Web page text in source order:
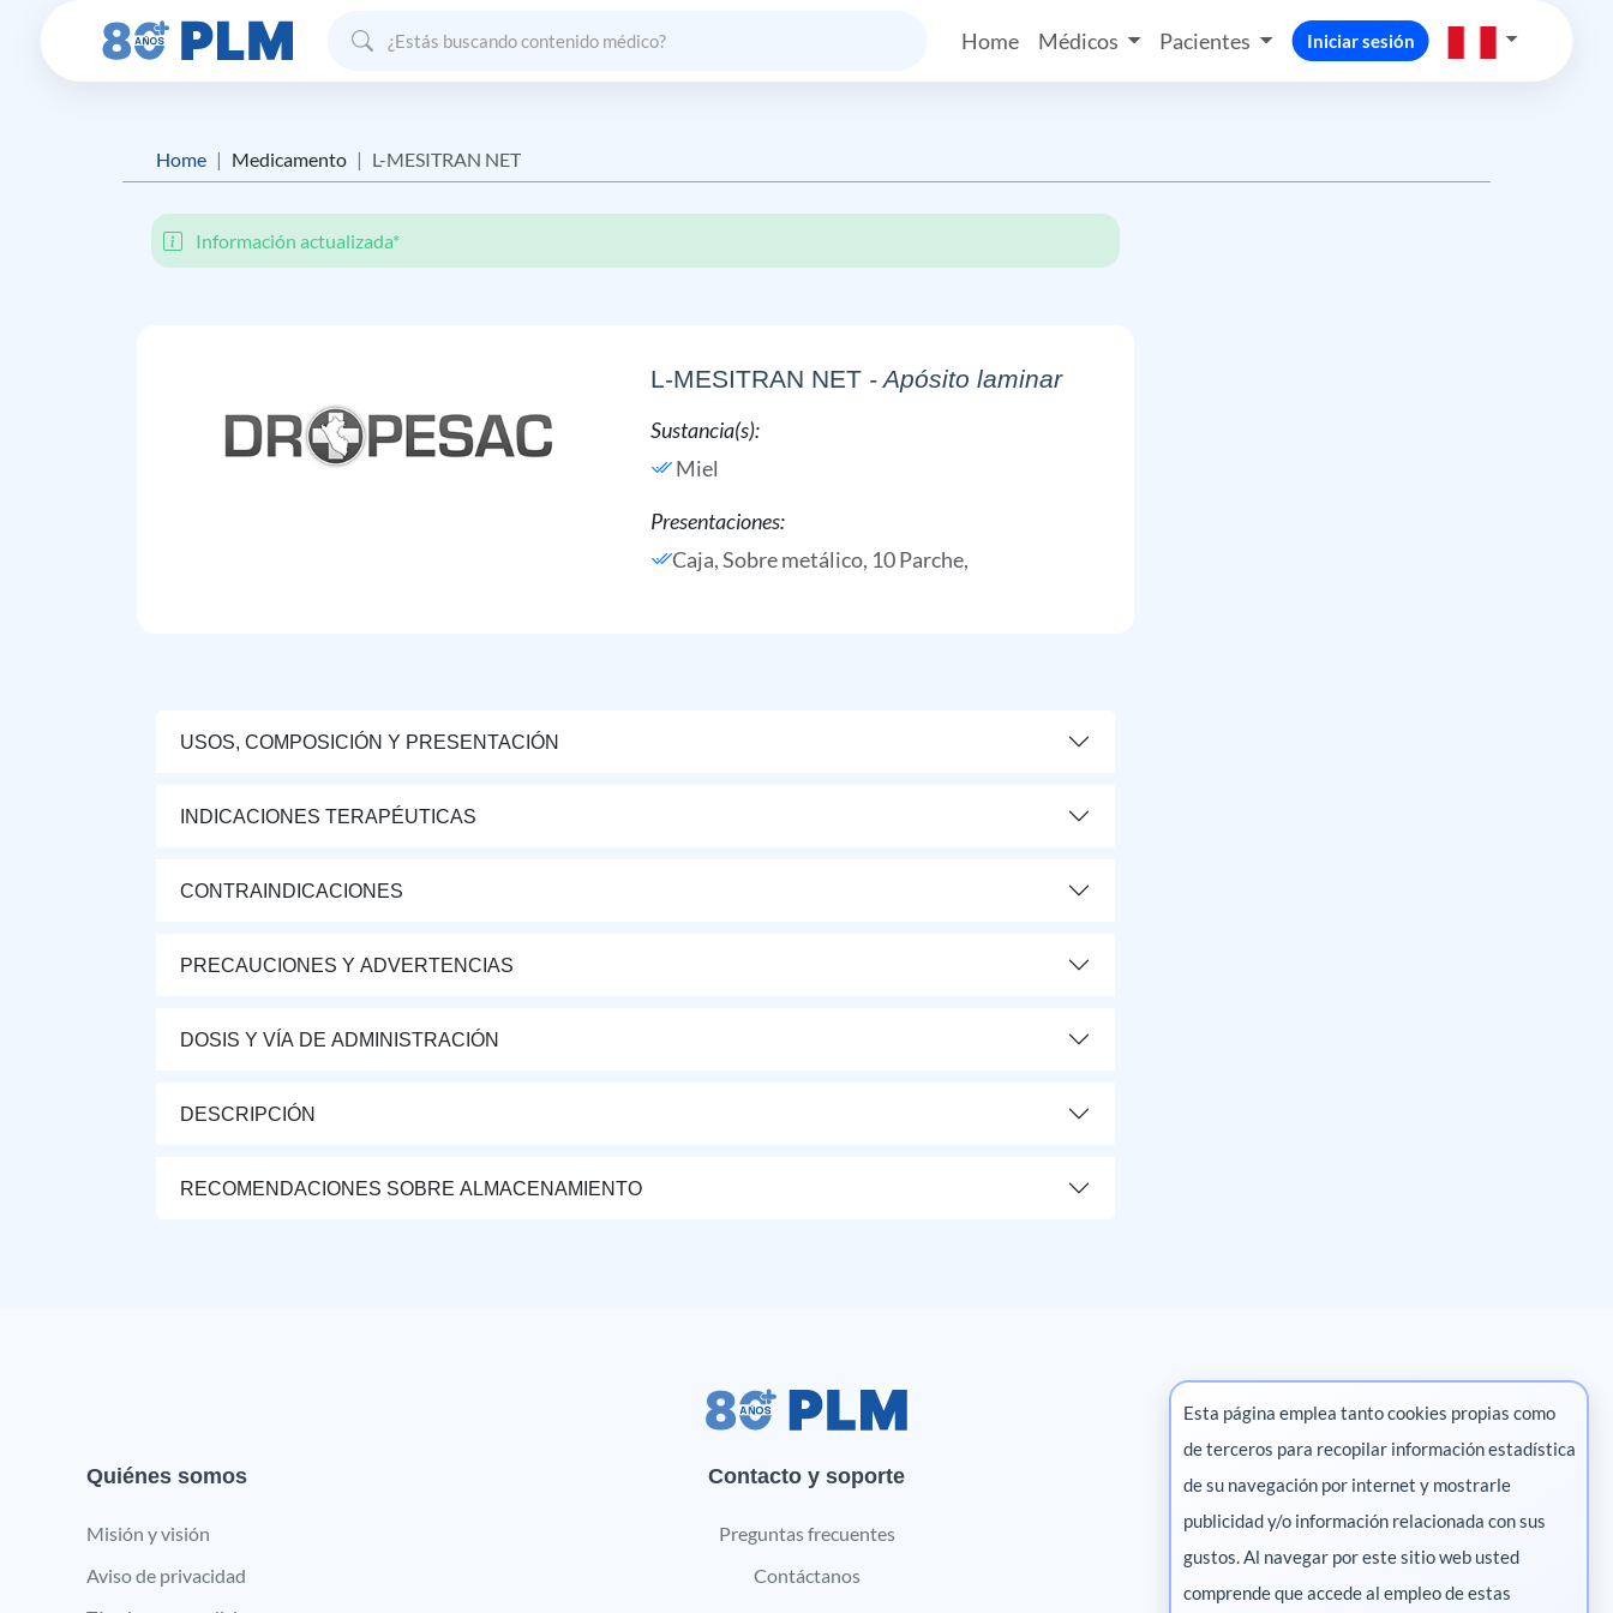
Home Médicos Pacientes Iniciar sesión
Home Medicamento L-MESITRAN NET
Información actualizada*
L-MESITRAN NET - Apósito laminar
Sustancia(s):
Miel
Presentaciones:
Caja, Sobre metálico, 10 Parche,
USOS, COMPOSICIÓN Y PRESENTACIÓN
INDICACIONES TERAPÉUTICAS
CONTRAINDICACIONES
PRECAUCIONES Y ADVERTENCIAS
DOSIS Y VÍA DE ADMINISTRACIÓN
DESCRIPCIÓN
RECOMENDACIONES SOBRE ALMACENAMIENTO
Quiénes somos
Misión y visión
Aviso de privacidad
Contacto y soporte
Preguntas frecuentes
Contáctanos
Marketing digital
Pharma
Esta página emplea tanto cookies propias como
de terceros para recopilar información estadística
de su navegación por internet y mostrarle
publicidad y/o información relacionada con sus
gustos. Al navegar por este sitio web usted
comprende que accede al empleo de estas